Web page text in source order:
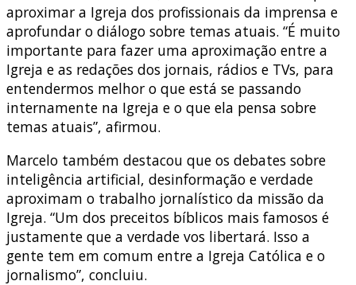
aproximar a Igreja dos profissionais da imprensa e
aprofundar o diálogo sobre temas atuais. “É muito
importante para fazer uma aproximação entre a
Igreja e as redações dos jornais, rádios e TVs, para
entendermos melhor o que está se passando
internamente na Igreja e o que ela pensa sobre
temas atuais”, afirmou.
Marcelo também destacou que os debates sobre
inteligência artificial, desinformação e verdade
aproximam o trabalho jornalístico da missão da
Igreja. “Um dos preceitos bíblicos mais famosos é
justamente que a verdade vos libertará. Isso a
gente tem em comum entre a Igreja Católica e o
jornalismo”, concluiu.